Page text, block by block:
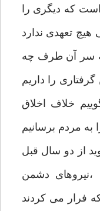
که دیگری را
هیچ تعهدی ندارد
سر آن طرف چه
گرفتاری را داریم
خلاف اخلاق
به مردم برسانیم
از دو سال قبل
،نیروهای دشمن
فرار می کردند